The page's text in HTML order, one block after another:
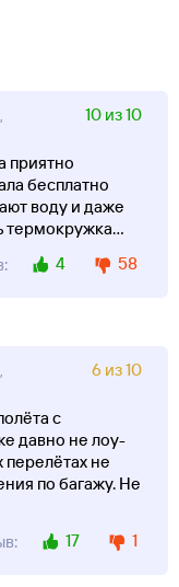
10 из 10
приятно
бесплатно
воду и даже
термокружка...
4 58
6 из 10
с
давно не лоу-
перелётах не
по багажу. Не
17 1